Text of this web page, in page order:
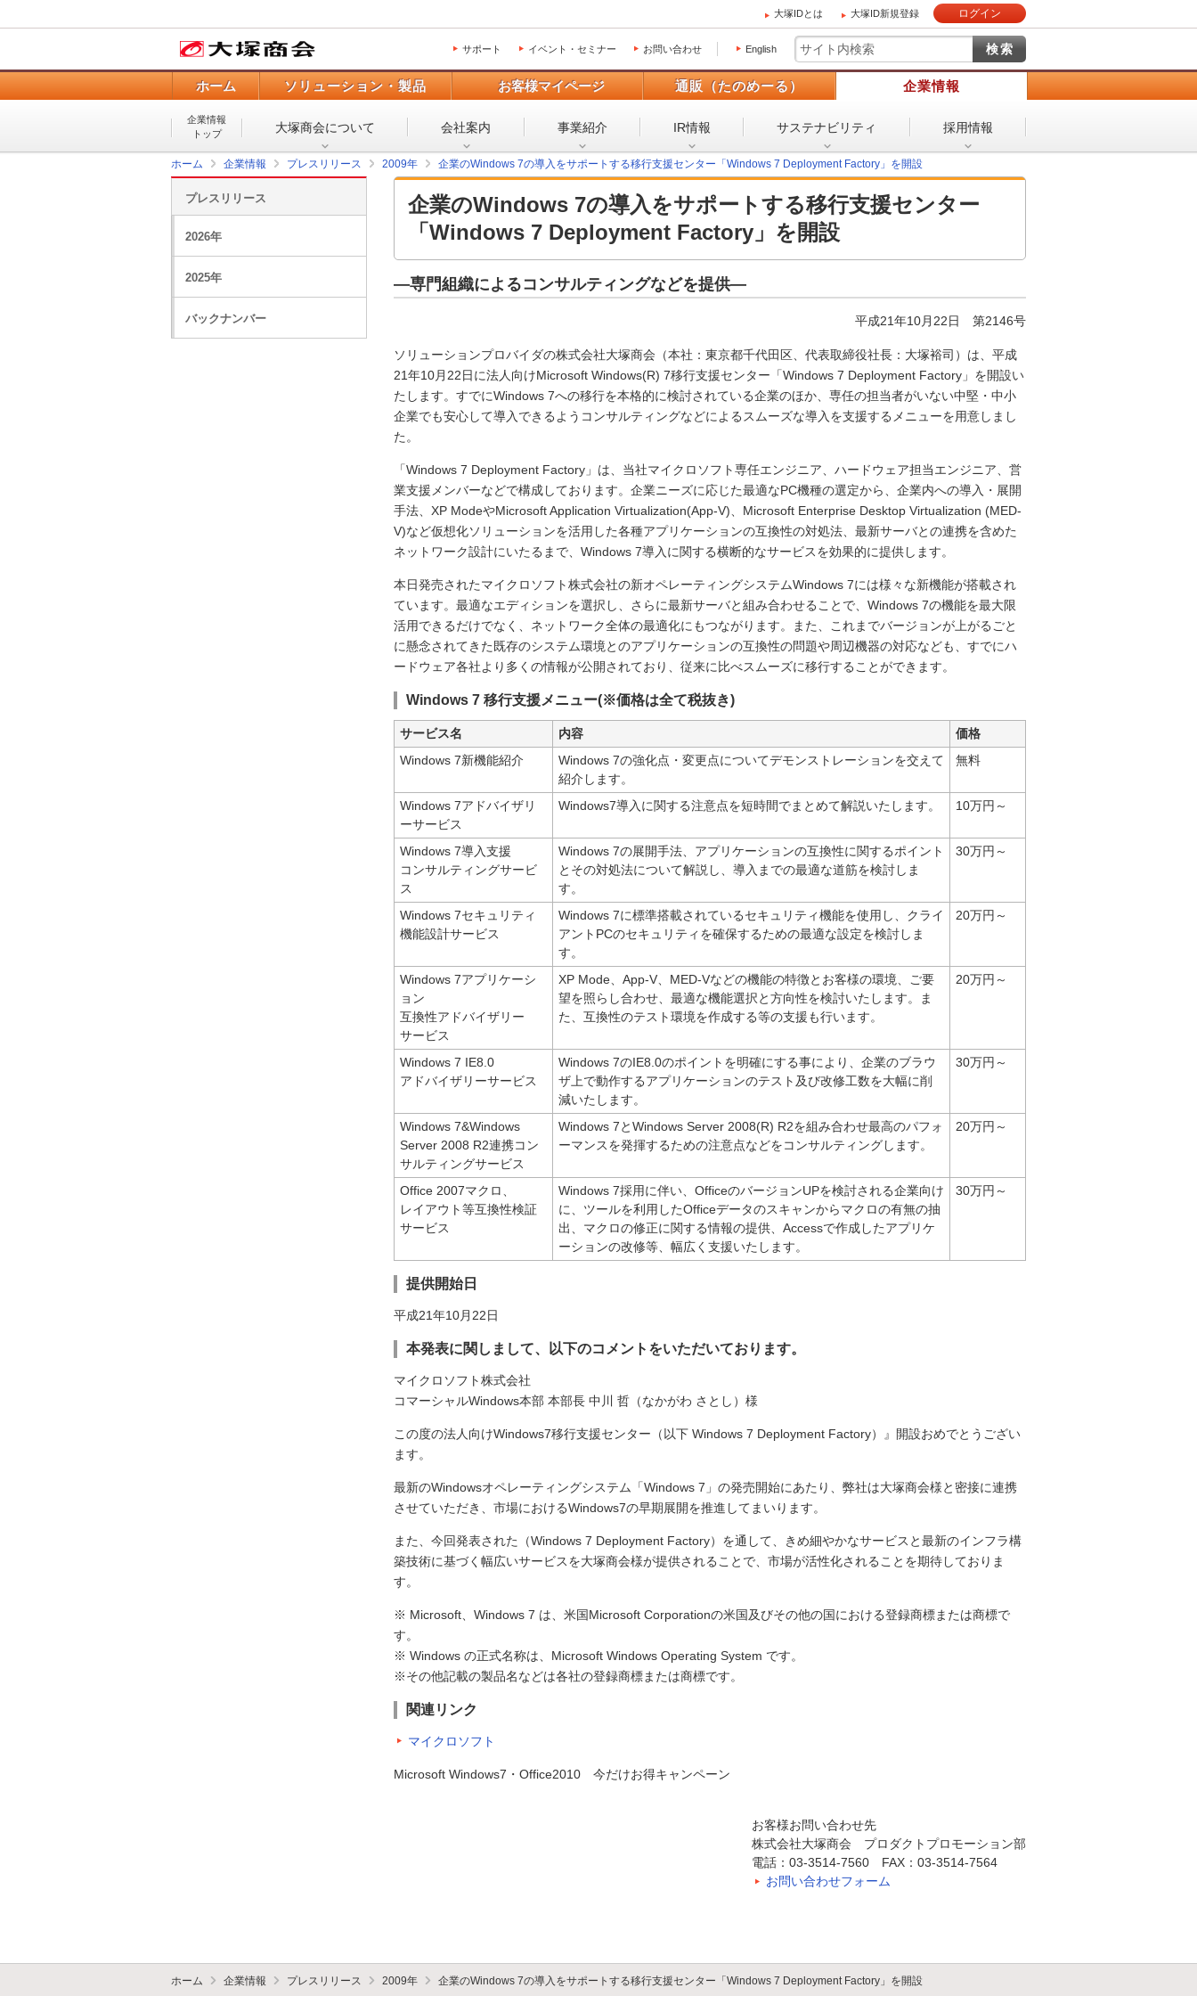
大塚IDとは 大塚ID新規登録 ログイン
サポート イベント・セミナー お問い合わせ English
ホーム ソリューション・製品 お客様マイページ 通販（たのめーる） 企業情報
企業情報
トップ
大塚商会について 会社案内 事業紹介 IR情報 サステナビリティ 採用情報
ホーム 企業情報 プレスリリース 2009年 企業のWindows 7の導入をサポートする移行支援センター「Windows 7 Deployment Factory」を開設
企業のWindows 7の導入をサポートする移行支援センター
「Windows 7 Deployment Factory」を開設
―専門組織によるコンサルティングなどを提供―
平成21年10月22日 第2146号
ソリューションプロバイダの株式会社大塚商会（本社：東京都千代田区、代表取締役社長：大塚裕司）は、平成
21年10月22日に法人向けMicrosoft Windows(R) 7移行支援センター「Windows 7 Deployment Factory」を開設い
たします。すでにWindows 7への移行を本格的に検討されている企業のほか、専任の担当者がいない中堅・中小
企業でも安心して導入できるようコンサルティングなどによるスムーズな導入を支援するメニューを用意しまし
た。
「Windows 7 Deployment Factory」は、当社マイクロソフト専任エンジニア、ハードウェア担当エンジニア、営
業支援メンバーなどで構成しております。企業ニーズに応じた最適なPC機種の選定から、企業内への導入・展開
手法、XP ModeやMicrosoft Application Virtualization(App-V)、Microsoft Enterprise Desktop Virtualization (MED-
V)など仮想化ソリューションを活用した各種アプリケーションの互換性の対処法、最新サーバとの連携を含めた
ネットワーク設計にいたるまで、Windows 7導入に関する横断的なサービスを効果的に提供します。
本日発売されたマイクロソフト株式会社の新オペレーティングシステムWindows 7には様々な新機能が搭載され
ています。最適なエディションを選択し、さらに最新サーバと組み合わせることで、Windows 7の機能を最大限
活用できるだけでなく、ネットワーク全体の最適化にもつながります。また、これまでバージョンが上がるごと
に懸念されてきた既存のシステム環境とのアプリケーションの互換性の問題や周辺機器の対応なども、すでにハ
ードウェア各社より多くの情報が公開されており、従来に比べスムーズに移行することができます。
Windows 7 移行支援メニュー(※価格は全て税抜き)
サービス名 内容
価格
Windows 7新機能紹介
Windows 7の強化点・変更点についてデモンストレーションを交えて
紹介します。
無料
Windows 7アドバイザリ
ーサービス
Windows7導入に関する注意点を短時間でまとめて解説いたします。 10万円～
Windows 7導入支援
コンサルティングサービ
ス
Windows 7の展開手法、アプリケーションの互換性に関するポイント
とその対処法について解説し、導入までの最適な道筋を検討しま
す。
30万円～
Windows 7セキュリティ
機能設計サービス
Windows 7に標準搭載されているセキュリティ機能を使用し、クライ
アントPCのセキュリティを確保するための最適な設定を検討しま
す。
20万円～
Windows 7アプリケーシ
ョン
互換性アドバイザリー
サービス
XP Mode、App-V、MED-Vなどの機能の特徴とお客様の環境、ご要
望を照らし合わせ、最適な機能選択と方向性を検討いたします。ま
た、互換性のテスト環境を作成する等の支援も行います。
20万円～
Windows 7 IE8.0
アドバイザリーサービス
Windows 7のIE8.0のポイントを明確にする事により、企業のブラウ
ザ上で動作するアプリケーションのテスト及び改修工数を大幅に削
減いたします。
30万円～
Windows 7&Windows
Server 2008 R2連携コン
サルティングサービス
Windows 7とWindows Server 2008(R) R2を組み合わせ最高のパフォ
ーマンスを発揮するための注意点などをコンサルティングします。
20万円～
Office 2007マクロ、
レイアウト等互換性検証
サービス
Windows 7採用に伴い、OfficeのバージョンUPを検討される企業向け
に、ツールを利用したOfficeデータのスキャンからマクロの有無の抽
出、マクロの修正に関する情報の提供、Accessで作成したアプリケ
ーションの改修等、幅広く支援いたします。
30万円～
提供開始日
平成21年10月22日
本発表に関しまして、以下のコメントをいただいております。
マイクロソフト株式会社
コマーシャルWindows本部 本部長 中川 哲（なかがわ さとし）様
この度の法人向けWindows7移行支援センター（以下 Windows 7 Deployment Factory）』開設おめでとうござい
ます。
最新のWindowsオペレーティングシステム「Windows 7」の発売開始にあたり、弊社は大塚商会様と密接に連携
させていただき、市場におけるWindows7の早期展開を推進してまいります。
また、今回発表された（Windows 7 Deployment Factory）を通して、きめ細やかなサービスと最新のインフラ構
築技術に基づく幅広いサービスを大塚商会様が提供されることで、市場が活性化されることを期待しておりま
す。
※ Microsoft、Windows 7 は、米国Microsoft Corporationの米国及びその他の国における登録商標または商標で
す。
※ Windows の正式名称は、Microsoft Windows Operating System です。
※その他記載の製品名などは各社の登録商標または商標です。
関連リンク
マイクロソフト
Microsoft Windows7・Office2010 今だけお得キャンペーン
お客様お問い合わせ先
株式会社大塚商会 プロダクトプロモーション部
電話：03-3514-7560 FAX：03-3514-7564
お問い合わせフォーム
プレスリリース
2026年
2025年
バックナンバー
ホーム 企業情報 プレスリリース 2009年 企業のWindows 7の導入をサポートする移行支援センター「Windows 7 Deployment Factory」を開設